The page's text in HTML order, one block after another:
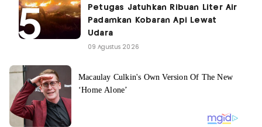
Petugas Jatuhkan Ribuan Liter Air
Padamkan Kobaran Api Lewat
Udara
09 Agustus 2026